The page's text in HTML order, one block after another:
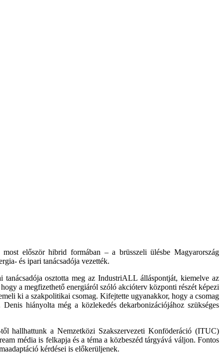
most először hibrid formában – a brüsszeli ülésbe Magyarország
és ipari tanácsadója vezették.
osztotta meg az IndustriALL álláspontját, kiemelve az
a megfizethető energiáról szóló akcióterv központi részét képezi
ki a szakpolitikai csomag. Kifejtette ugyanakkor, hogy a csomag
hiányolta még a közlekedés dekarbonizációjához szükséges
hallhattunk a Nemzetközi Szakszervezeti Konföderáció (ITUC)
média is felkapja és a téma a közbeszéd tárgyává váljon. Fontos
kérdései is előkerüljenek.